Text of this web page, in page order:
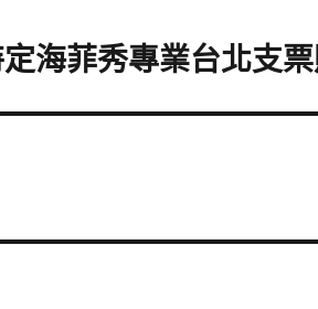
海菲秀專業台北支